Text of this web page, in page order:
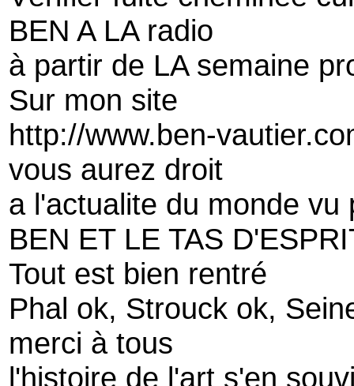
BEN A LA radio
à partir de LA semaine
Sur mon site
http://www.ben-
vous aurez droit
a l'actualite du monde vu
BEN ET LE TAS
Tout est bien rentré
Phal ok, Strouck ok,
merci à tous
l'histoire de l'art s'en